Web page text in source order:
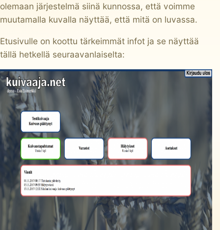
olemaan järjestelmä siinä kunnossa, että voimme
muutamalla kuvalla näyttää, että mitä on luvassa.
Etusivulle on koottu tärkeimmät infot ja se näyttää
tällä hetkellä seuraavanlaiselta: